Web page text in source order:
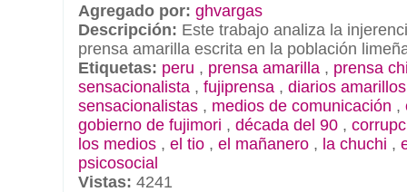
Agregado por: ghvargas
Descripción: Este trabajo analiza la
prensa amarilla escrita en la población
Etiquetas: peru , prensa amarilla , prensa
sensacionalista , fujiprensa , diarios amarillos
sensacionalistas , medios de comunicación ,
gobierno de fujimori , década del 90 ,
los medios , el tio , el mañanero , la chuchi ,
psicosocial
Vistas: 4241